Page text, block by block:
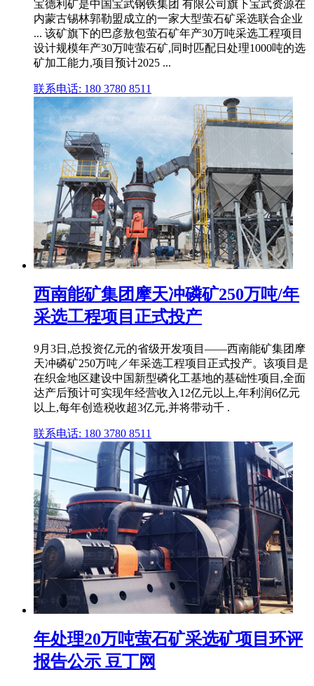
宝德利矿是中国宝武钢铁集团 有限公司旗下宝武资源在
内蒙古锡林郭勒盟成立的一家大型萤石矿采选联合企业
... 该矿旗下的巴彦敖包萤石矿年产30万吨采选工程项目
设计规模年产30万吨萤石矿,同时匹配日处理1000吨的选
矿加工能力,项目预计2025 ...
联系电话: 180 3780 8511
西南能矿集团摩天冲磷矿250万吨/年
采选工程项目正式投产
9月3日,总投资亿元的省级开发项目——西南能矿集团摩
天冲磷矿250万吨／年采选工程项目正式投产。该项目是
在织金地区建设中国新型磷化工基地的基础性项目,全面
达产后预计可实现年经营收入12亿元以上,年利润6亿元
以上,每年创造税收超3亿元,并将带动千 .
联系电话: 180 3780 8511
年处理20万吨萤石矿采选矿项目环评
报告公示 豆丁网